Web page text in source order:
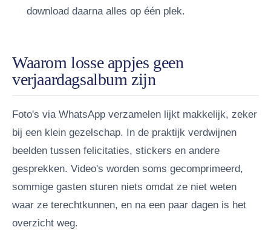
download daarna alles op één plek.
Waarom losse appjes geen
verjaardagsalbum zijn
Foto's via WhatsApp verzamelen lijkt makkelijk, zeker
bij een klein gezelschap. In de praktijk verdwijnen
beelden tussen felicitaties, stickers en andere
gesprekken. Video's worden soms gecomprimeerd,
sommige gasten sturen niets omdat ze niet weten
waar ze terechtkunnen, en na een paar dagen is het
overzicht weg.